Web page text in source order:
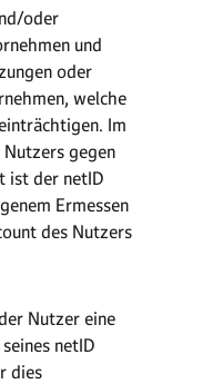
oder
und
oder
welche
Im
Nutzers gegen
ist der netID
Ermessen
des Nutzers
Nutzer eine
netID
dies